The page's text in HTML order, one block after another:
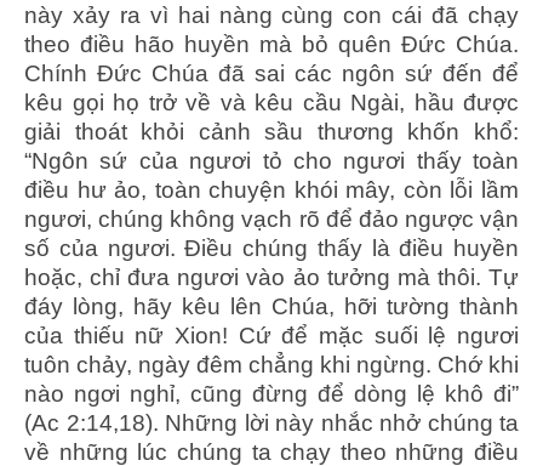
này xảy ra vì hai nàng cùng con cái đã chạy
theo điều hão huyền mà bỏ quên Đức Chúa.
Chính Đức Chúa đã sai các ngôn sứ đến để
kêu gọi họ trở về và kêu cầu Ngài, hầu được
giải thoát khỏi cảnh sầu thương khốn khổ:
“Ngôn sứ của ngươi tỏ cho ngươi thấy toàn
điều hư ảo, toàn chuyện khói mây, còn lỗi lầm
ngươi, chúng không vạch rõ để đảo ngược vận
số của ngươi. Điều chúng thấy là điều huyền
hoặc, chỉ đưa ngươi vào ảo tưởng mà thôi. Tự
đáy lòng, hãy kêu lên Chúa, hỡi tường thành
của thiếu nữ Xion! Cứ để mặc suối lệ ngươi
tuôn chảy, ngày đêm chẳng khi ngừng. Chớ khi
nào ngơi nghỉ, cũng đừng để dòng lệ khô đi”
(Ac 2:14,18). Những lời này nhắc nhở chúng ta
về những lúc chúng ta chạy theo những điều